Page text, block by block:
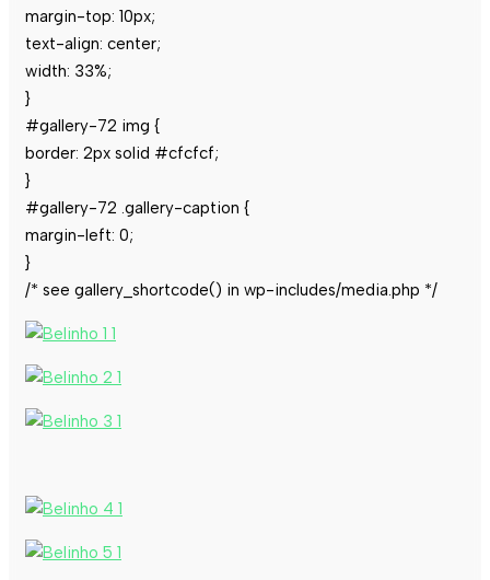
margin-top: 10px;
text-align: center;
width: 33%;
}
#gallery-72 img {
border: 2px solid #cfcfcf;
}
#gallery-72 .gallery-caption {
margin-left: 0;
}
/* see gallery_shortcode() in wp-includes/media.php */